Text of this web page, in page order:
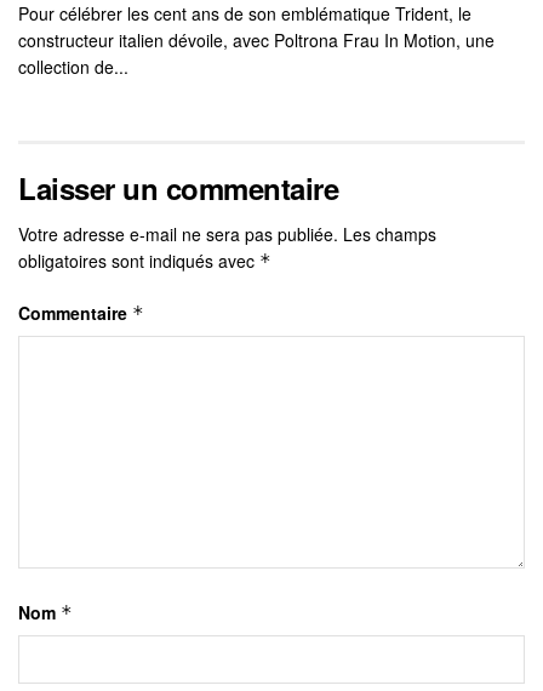
Pour célébrer les cent ans de son emblématique Trident, le
constructeur italien dévoile, avec Poltrona Frau In Motion, une
collection de...
Laisser un commentaire
Votre adresse e-mail ne sera pas publiée. Les champs
obligatoires sont indiqués avec *
Commentaire *
Nom *